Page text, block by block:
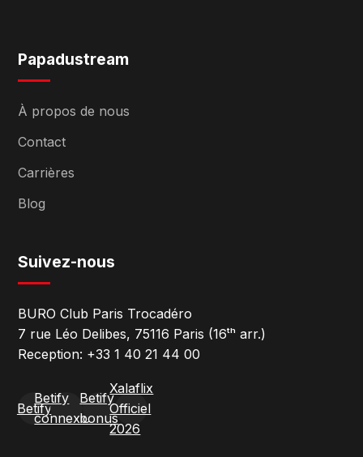
Papadustream
À propos de nous
Contact
Carrières
Blog
Suivez-nous
BURO Club Paris Trocadéro
7 rue Léo Delibes, 75116 Paris (16ᵗʰ arr.)
Reception: +33 1 40 21 44 00
Betify
Betify
connexion
Betify
bonus
Xalaflix
Officiel
2026